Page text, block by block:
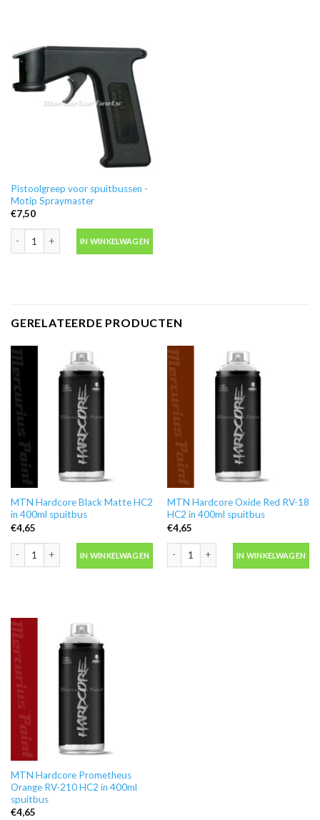
Pistoolgreep voor spuitbussen -
Motip Spraymaster
€7,50
IN WINKELWAGEN
GERELATEERDE PRODUCTEN
MTN Hardcore Black Matte HC2
in 400ml spuitbus
€4,65
IN WINKELWAGEN
MTN Hardcore Oxide Red RV-18
HC2 in 400ml spuitbus
€4,65
IN WINKELWAGEN
MTN Hardcore Prometheus
Orange RV-210 HC2 in 400ml
spuitbus
€4,65